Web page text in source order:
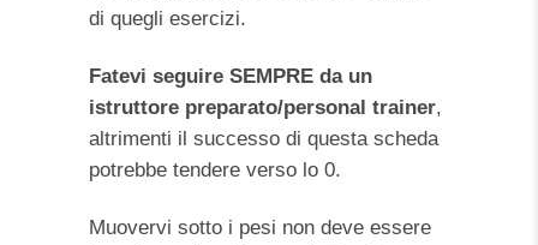
di quegli esercizi.
Fatevi seguire SEMPRE da un
istruttore preparato/personal trainer,
altrimenti il successo di questa scheda
potrebbe tendere verso lo 0.
Muovervi sotto i pesi non deve essere